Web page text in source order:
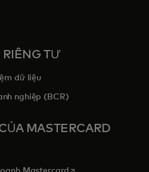
a new tab
RIÊNG TƯ
dữ liệu
nghiệp (BCR)
MASTERCARD
tab
opens in a new tab